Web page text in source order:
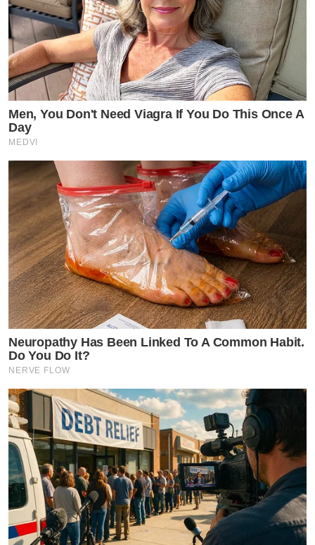
Men, You Don't Need Viagra If You Do This Once A
Day
MEDVI
Neuropathy Has Been Linked To A Common Habit.
Do You Do It?
NERVE FLOW